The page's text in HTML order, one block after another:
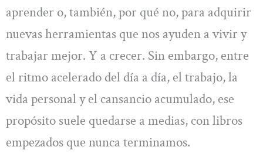
aprender o, también, por qué no, para adquirir
nuevas herramientas que nos ayuden a vivir y
trabajar mejor. Y a crecer. Sin embargo, entre
el ritmo acelerado del día a día, el trabajo, la
vida personal y el cansancio acumulado, ese
propósito suele quedarse a medias, con libros
empezados que nunca terminamos.